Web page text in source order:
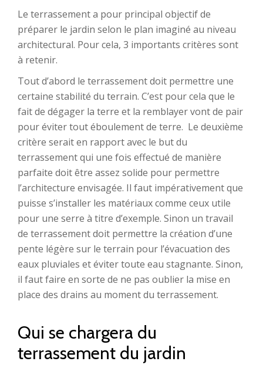
Le terrassement a pour principal objectif de
préparer le jardin selon le plan imaginé au niveau
architectural. Pour cela, 3 importants critères sont
à retenir.
Tout d’abord le terrassement doit permettre une
certaine stabilité du terrain. C’est pour cela que le
fait de dégager la terre et la remblayer vont de pair
pour éviter tout éboulement de terre. Le deuxième
critère serait en rapport avec le but du
terrassement qui une fois effectué de manière
parfaite doit être assez solide pour permettre
l’architecture envisagée. Il faut impérativement que
puisse s’installer les matériaux comme ceux utile
pour une serre à titre d’exemple. Sinon un travail
de terrassement doit permettre la création d’une
pente légère sur le terrain pour l’évacuation des
eaux pluviales et éviter toute eau stagnante. Sinon,
il faut faire en sorte de ne pas oublier la mise en
place des drains au moment du terrassement.
Qui se chargera du
terrassement du jardin